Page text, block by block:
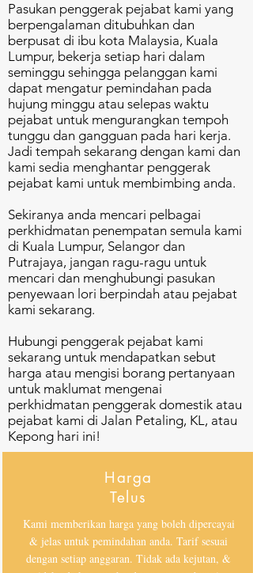
Pasukan penggerak pejabat kami yang
berpengalaman ditubuhkan dan
berpusat di ibu kota Malaysia, Kuala
Lumpur, bekerja setiap hari dalam
seminggu sehingga pelanggan kami
dapat mengatur pemindahan pada
hujung minggu atau selepas waktu
pejabat untuk mengurangkan tempoh
tunggu dan gangguan pada hari kerja.
Jadi tempah sekarang dengan kami dan
kami sedia menghantar penggerak
pejabat kami untuk membimbing anda.
Sekiranya anda mencari pelbagai
perkhidmatan penempatan semula kami
di Kuala Lumpur, Selangor dan
Putrajaya, jangan ragu-ragu untuk
mencari dan menghubungi pasukan
penyewaan lori berpindah atau pejabat
kami sekarang.
Hubungi penggerak pejabat kami
sekarang untuk mendapatkan sebut
harga atau mengisi borang pertanyaan
untuk maklumat mengenai
perkhidmatan penggerak domestik atau
pejabat kami di Jalan Petaling, KL, atau
Kepong hari ini!
Harga
Telus
Kami memberikan harga yang boleh dipercayai
& jelas untuk pemindahan anda. Tarif sesuai
dengan setiap anggaran. Tidak ada kejutan, &